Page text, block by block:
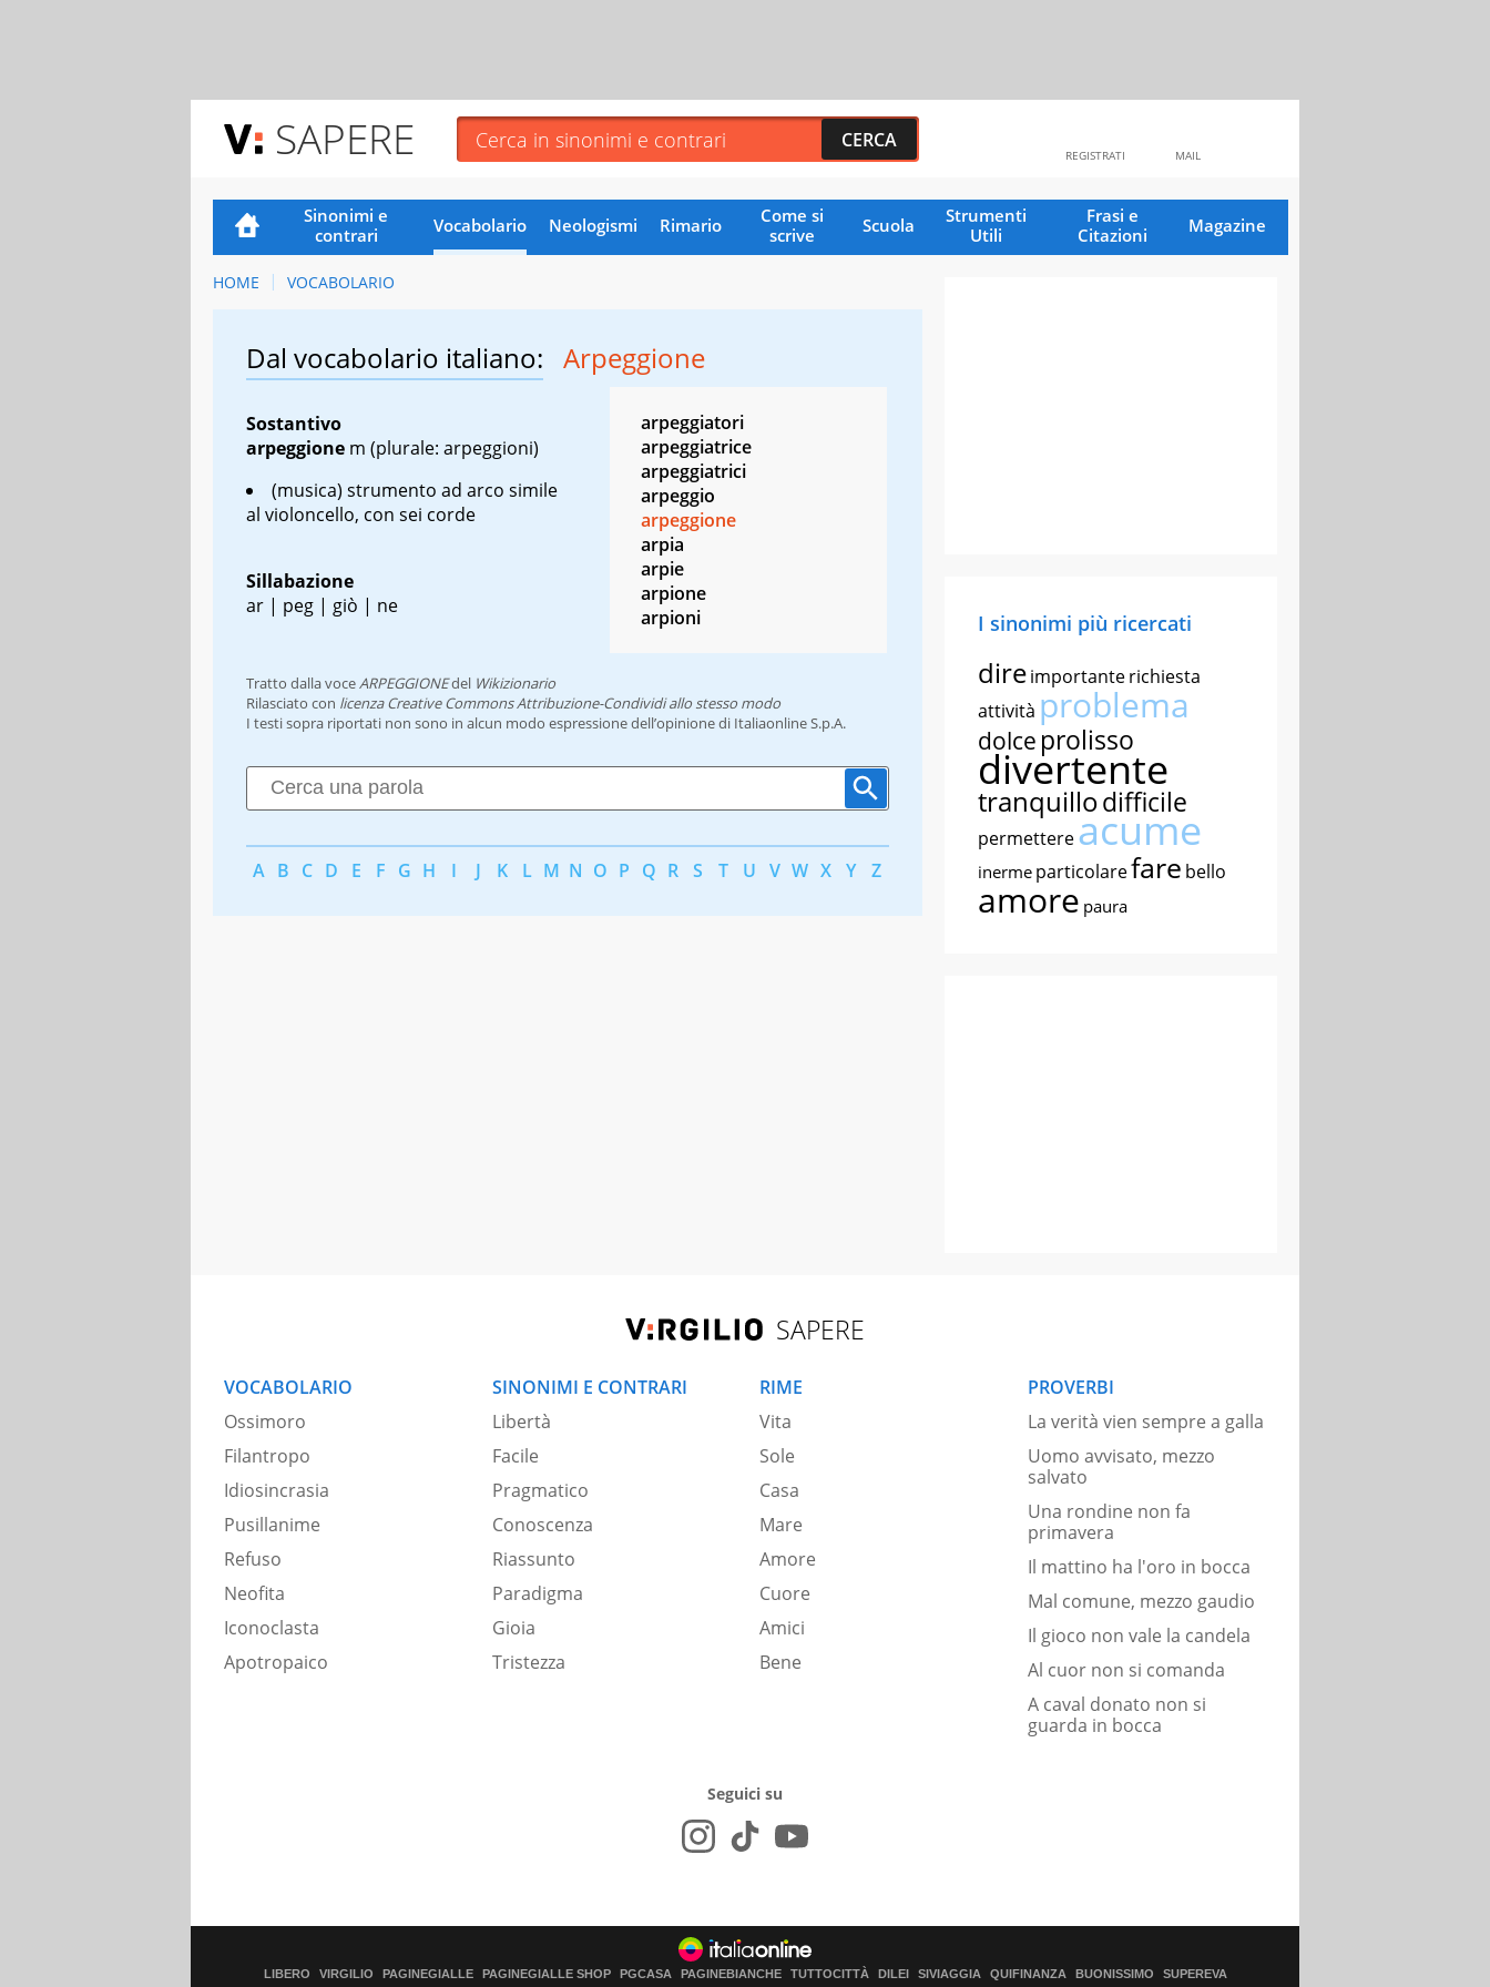
SAPERE MAIL
REGISTRATI
Sinonimi e
contrari
Vocabolario Neologismi Rimario
Come si
scrive
Scuola
Strumenti
Utili
Frasi e
Citazioni
Magazine
HOME VOCABOLARIO
Dal vocabolario italiano: Arpeggione
Sostantivo
arpeggione m (plurale: arpeggioni)
(musica) strumento ad arco simile
al violoncello, con sei corde
Sillabazione
ar | peg | giò | ne
arpeggiatori
arpeggiatrice
arpeggiatrici
arpeggio
arpeggione
arpia
arpie
arpione
arpioni
Tratto dalla voce ARPEGGIONEdel Wikizionario
Rilasciato con licenza Creative Commons Attribuzione-Condividi allo stesso modo
I testi sopra riportati non sono in alcun modo espressione dell’opinione di Italiaonline S.p.A.
A B C D E F G H I J K L M N O P Q R S T U V W X Y Z
I sinonimi più ricercati
direimportanterichiesta
attività problema
dolce prolisso
divertente
tranquillodifficile
permettereacume
inerme particolarefare bello
amore paura
SAPERE
VOCABOLARIO
Ossimoro
Filantropo
Idiosincrasia
Pusillanime
Refuso
Neofita
Iconoclasta
Apotropaico
SINONIMI E CONTRARI
Libertà
Facile
Pragmatico
Conoscenza
Riassunto
Paradigma
Gioia
Tristezza
RIME
Vita
Sole
Casa
Mare
Amore
Cuore
Amici
Bene
PROVERBI
La verità vien sempre a galla
Uomo avvisato, mezzo
salvato
Una rondine non fa
primavera
Il mattino ha l'oro in bocca
Mal comune, mezzo gaudio
Il gioco non vale la candela
Al cuor non si comanda
A caval donato non si
guarda in bocca
Seguici su
LIBERO VIRGILIO PAGINEGIALLE PAGINEGIALLE SHOP PGCASA PAGINEBIANCHE TUTTOCITTÀ DILEI SIVIAGGIA QUIFINANZA BUONISSIMO SUPEREVA